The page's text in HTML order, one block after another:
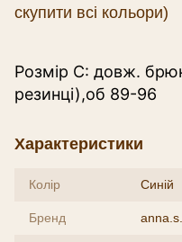
скупити всі кольори)
Розмір С: довж.
резинці),об 89-96
Характеристики
Колір Синій
Бренд